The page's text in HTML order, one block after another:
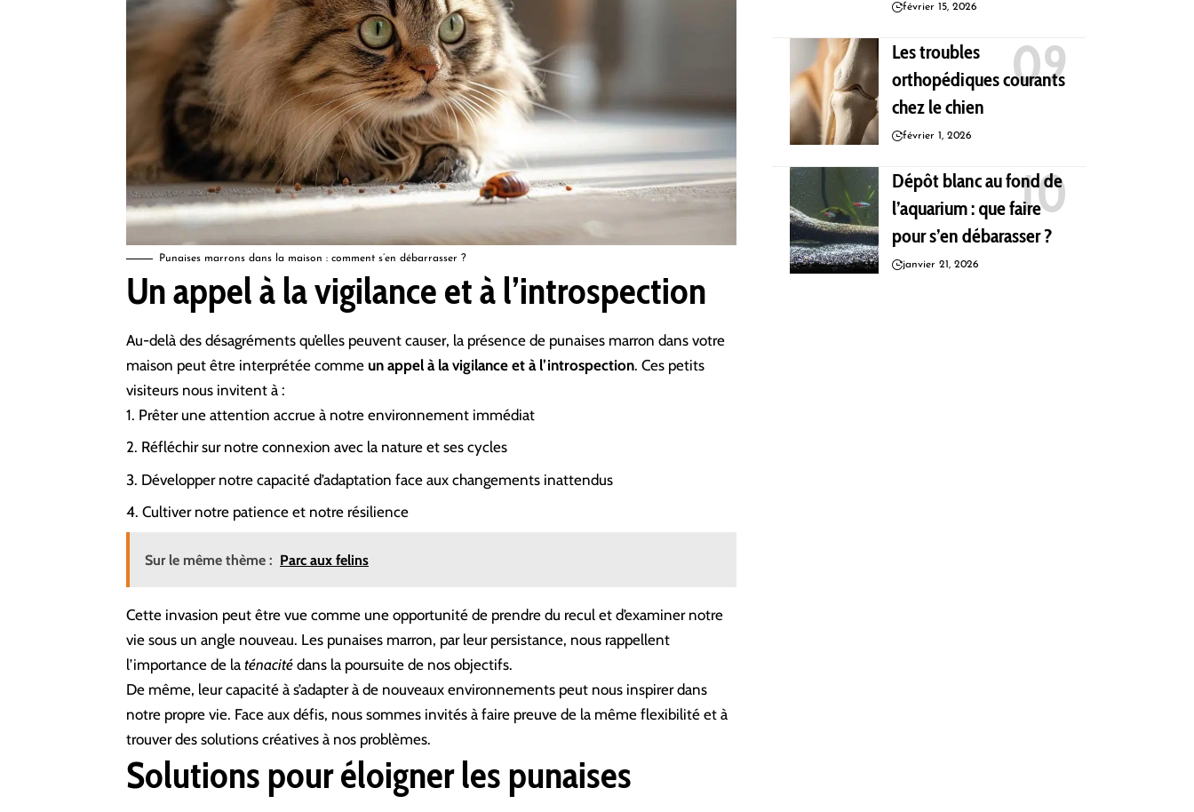
Punaises marrons dans la maison : comment s’en débarrasser ?
Un appel à la vigilance et à l’introspection
Au-delà des désagréments qu’elles peuvent causer, la présence de punaises marron dans votre
maison peut être interprétée comme un appel à la vigilance et à l’introspection. Ces petits
visiteurs nous invitent à :
Prêter une attention accrue à notre environnement immédiat
Réfléchir sur notre connexion avec la nature et ses cycles
Développer notre capacité d’adaptation face aux changements inattendus
Cultiver notre patience et notre résilience
Sur le même thème : Parc aux felins
Cette invasion peut être vue comme une opportunité de prendre du recul et d’examiner notre
vie sous un angle nouveau. Les punaises marron, par leur persistance, nous rappellent
l’importance de la ténacité dans la poursuite de nos objectifs.
De même, leur capacité à s’adapter à de nouveaux environnements peut nous inspirer dans
notre propre vie. Face aux défis, nous sommes invités à faire preuve de la même flexibilité et à
trouver des solutions créatives à nos problèmes.
Solutions pour éloigner les punaises
février 15, 2026
Les troubles
orthopédiques courants
chez le chien
février 1, 2026
Dépôt blanc au fond de
l’aquarium : que faire
pour s’en débarasser ?
janvier 21, 2026